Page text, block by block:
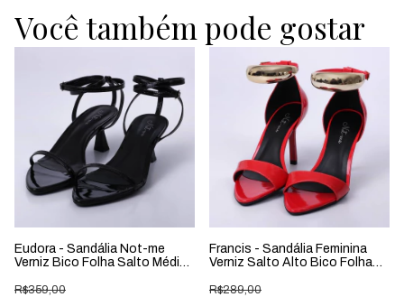
Você também pode gostar
Eudora - Sandália Not-me
Verniz Bico Folha Salto Médio
R$359,00
Francis - Sandália Feminina
Verniz Salto Alto Bico Folha
R$289,00